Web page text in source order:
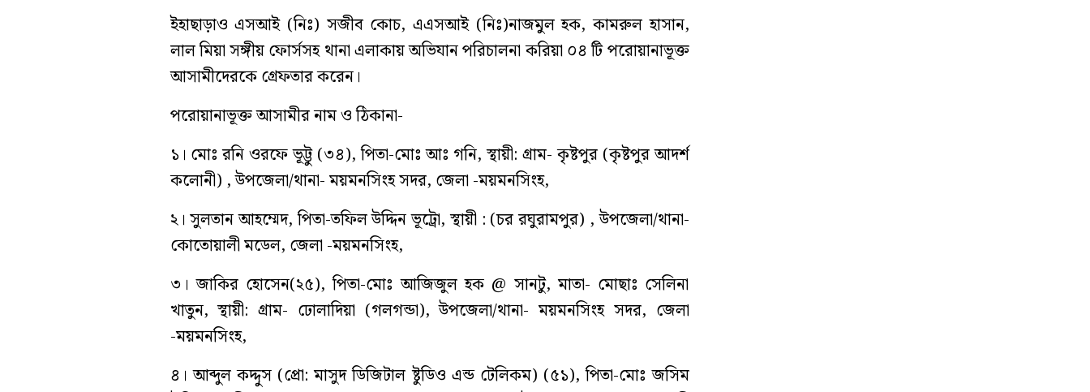
ইহাছাড়াও এসআই (নিঃ) সজীব কোচ, এএসআই (নিঃ)নাজমুল হক, কামরুল হাসান,
লাল মিয়া সঙ্গীয় ফোর্সসহ থানা এলাকায় অভিযান পরিচালনা করিয়া ০৪ টি পরোয়ানাভূক্ত
আসামীদেরকে গ্রেফতার করেন।
পরোয়ানাভূক্ত আসামীর নাম ও ঠিকানা-
১। মোঃ রনি ওরফে ভূট্টু (৩৪), পিতা-মোঃ আঃ গনি, স্থায়ী: গ্রাম- কৃষ্টপুর (কৃষ্টপুর আদর্শ
কলোনী) , উপজেলা/থানা- ময়মনসিংহ সদর, জেলা -ময়মনসিংহ,
২। সুলতান আহম্মেদ, পিতা-তফিল উদ্দিন ভূট্রো, স্থায়ী : (চর রঘুরামপুর) , উপজেলা/থানা-
কোতোয়ালী মডেল, জেলা -ময়মনসিংহ,
৩। জাকির হোসেন(২৫), পিতা-মোঃ আজিজুল হক @ সানটু, মাতা- মোছাঃ সেলিনা
খাতুন, স্থায়ী: গ্রাম- ঢোলাদিয়া (গলগন্ডা), উপজেলা/থানা- ময়মনসিংহ সদর, জেলা
-ময়মনসিংহ,
৪। আব্দুল কদ্দুস (প্রো: মাসুদ ডিজিটাল ষ্টুডিও এন্ড টেলিকম) (৫১), পিতা-মোঃ জসিম